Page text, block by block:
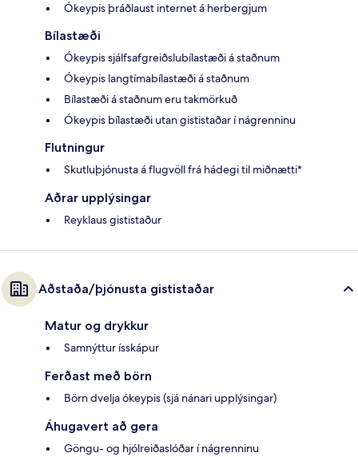
Ókeypis þráðlaust internet á herbergjum
Bílastæði
Ókeypis sjálfsafgreiðslubílastæði á staðnum
Ókeypis langtímabílastæði á staðnum
Bílastæði á staðnum eru takmörkuð
Ókeypis bílastæði utan gististaðar í nágrenninu
Flutningur
Skutluþjónusta á flugvöll frá hádegi til miðnætti*
Aðrar upplýsingar
Reyklaus gististaður
Aðstaða/þjónusta gististaðar
Matur og drykkur
Samnýttur ísskápur
Ferðast með börn
Börn dvelja ókeypis (sjá nánari upplýsingar)
Áhugavert að gera
Göngu- og hjólreiðaslóðar í nágrenninu